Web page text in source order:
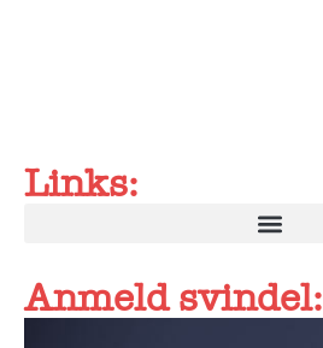
Links:
Anmeld svindel: